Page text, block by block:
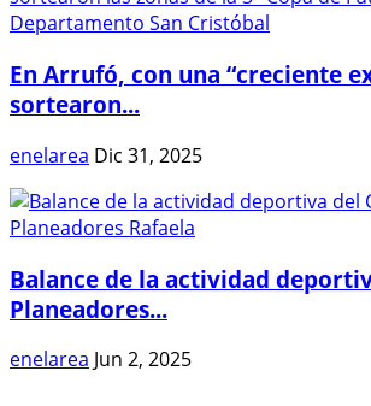
En Arrufó, con una “creciente
sortearon...
enelarea Dic 31, 2025
Balance de la actividad
Planeadores...
enelarea Jun 2, 2025